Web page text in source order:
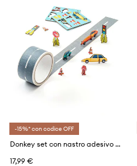
-15%* con codice OFF
Donkey set con nastro adesivo My first Autobahn
17,99 €